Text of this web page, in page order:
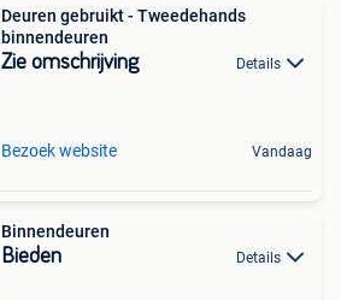
Deuren gebruikt - Tweedehands
binnendeuren
Zie omschrijving Details
Bezoek website Vandaag
Binnendeuren
Bieden Details